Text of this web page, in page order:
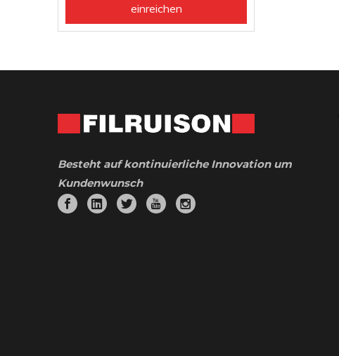
einreichen
Besteht auf kontinuierliche Innovation um
Kundenwunsch